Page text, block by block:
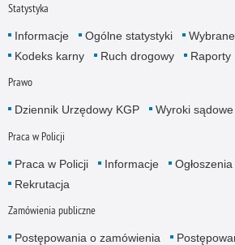
Statystyka
Informacje Ogólne statystyki
Kodeks karny
Ruch drogowy Raporty
Prawo
Dziennik Urzędowy KGP Wyroki sądowe
Praca w Policji
Praca w Policji Informacje Ogłoszenia
Rekrutacja
Zamówienia publiczne
Postępowania o zamówienia